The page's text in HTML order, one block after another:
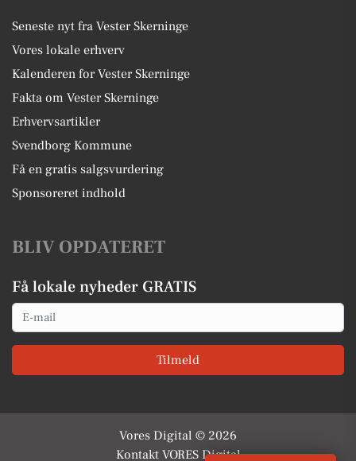
Seneste nyt fra Vester Skerninge
Vores lokale erhverv
Kalenderen for Vester Skerninge
Fakta om Vester Skerninge
Erhvervsartikler
Svendborg Kommune
Få en gratis salgsvurdering
Sponsoreret indhold
BLIV OPDATERET
Få lokale nyheder GRATIS
Email
Tilmeld
Vores Digital © 2026
Kontakt VORES Digital